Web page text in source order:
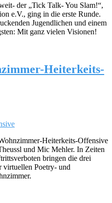
der „Tick Talk- You Slam!“,
e.V., ging in die erste Runde.
Jugendlichen und einem
Mit ganz vielen Visionen!
Heiterkeits-
Heiterkeits-Offensive
und Mic Mehler. In Zeiten
bringen die drei
virtuellen Poetry- und